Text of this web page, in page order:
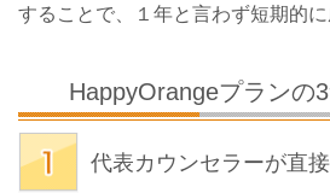
することで、１年と言わず短期的に
HappyOrangeプランの3
代表カウンセラーが直